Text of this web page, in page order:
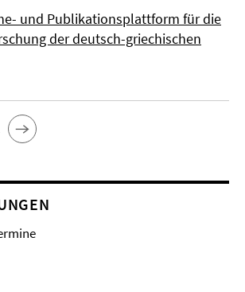
und Publikationsplattform für die
der deutsch-griechischen